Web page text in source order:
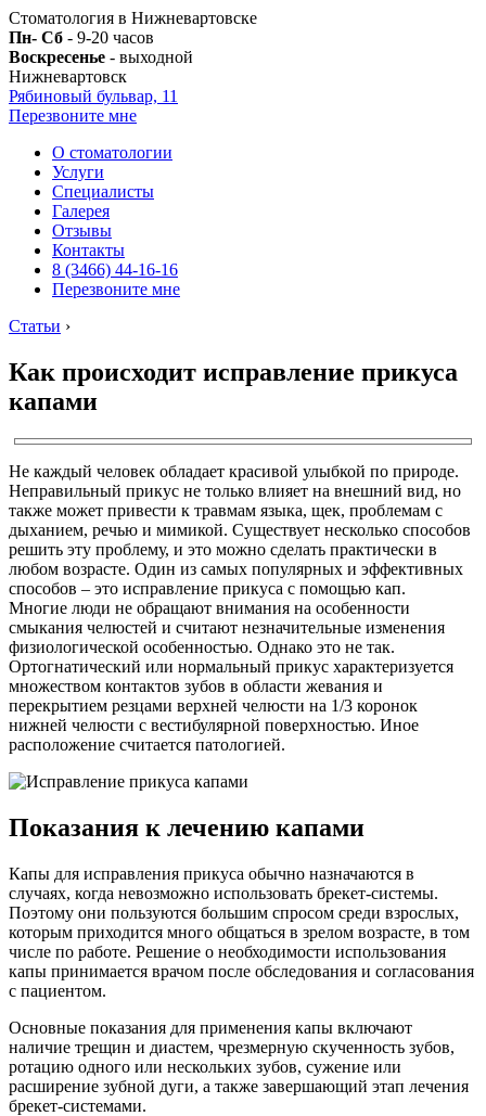
Стоматология в Нижневартовске
Пн- Сб - 9-20 часов
Воскресенье - выходной
Нижневартовск
Рябиновый бульвар, 11
Перезвоните мне
О стоматологии
Услуги
Специалисты
Галерея
Отзывы
Контакты
8 (3466) 44-16-16
Перезвоните мне
Статьи ›
Как происходит исправление прикуса
капами
Не каждый человек обладает красивой улыбкой по природе.
Неправильный прикус не только влияет на внешний вид, но
также может привести к травмам языка, щек, проблемам с
дыханием, речью и мимикой. Существует несколько способов
решить эту проблему, и это можно сделать практически в
любом возрасте. Один из самых популярных и эффективных
способов – это исправление прикуса с помощью кап.
Многие люди не обращают внимания на особенности
смыкания челюстей и считают незначительные изменения
физиологической особенностью. Однако это не так.
Ортогнатический или нормальный прикус характеризуется
множеством контактов зубов в области жевания и
перекрытием резцами верхней челюсти на 1/3 коронок
нижней челюсти с вестибулярной поверхностью. Иное
расположение считается патологией.
Показания к лечению капами
Капы для исправления прикуса обычно назначаются в
случаях, когда невозможно использовать брекет-системы.
Поэтому они пользуются большим спросом среди взрослых,
которым приходится много общаться в зрелом возрасте, в том
числе по работе. Решение о необходимости использования
капы принимается врачом после обследования и согласования
с пациентом.
Основные показания для применения капы включают
наличие трещин и диастем, чрезмерную скученность зубов,
ротацию одного или нескольких зубов, сужение или
расширение зубной дуги, а также завершающий этап лечения
брекет-системами.